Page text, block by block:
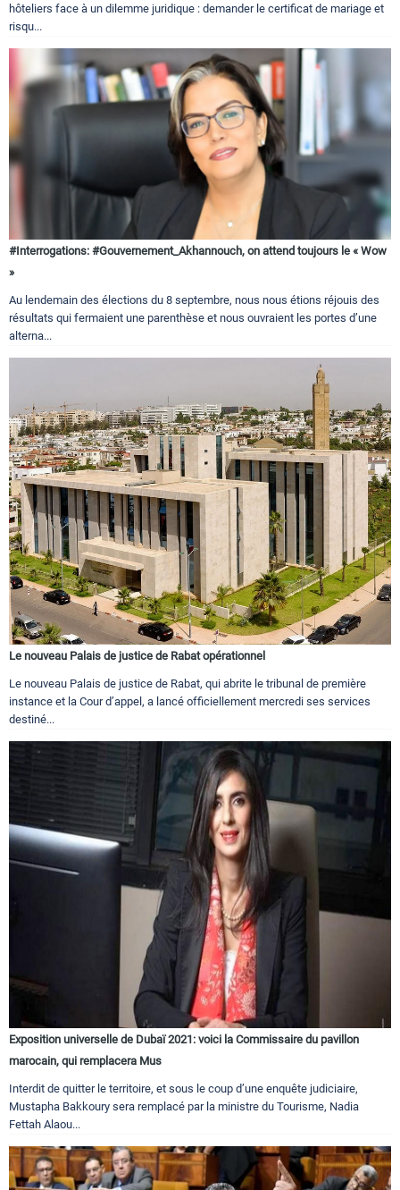
hôteliers face à un dilemme juridique : demander le certificat de mariage et
risqu...
#Interrogations: #Gouvernement_Akhannouch, on attend toujours le « Wow
»
Au lendemain des élections du 8 septembre, nous nous étions réjouis des
résultats qui fermaient une parenthèse et nous ouvraient les portes d’une
alterna...
Le nouveau Palais de justice de Rabat opérationnel
Le nouveau Palais de justice de Rabat, qui abrite le tribunal de première
instance et la Cour d’appel, a lancé officiellement mercredi ses services
destiné...
Exposition universelle de Dubaï 2021: voici la Commissaire du pavillon
marocain, qui remplacera Mus
Interdit de quitter le territoire, et sous le coup d’une enquête judiciaire,
Mustapha Bakkoury sera remplacé par la ministre du Tourisme, Nadia
Fettah Alaou...